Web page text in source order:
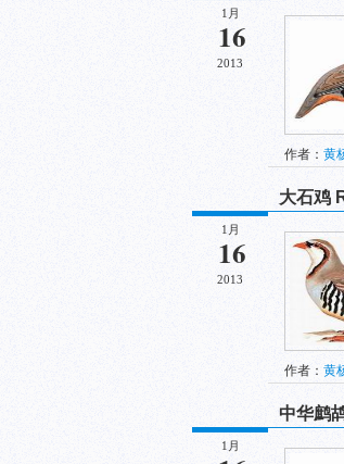
1月
16
2013
作者： 黄
1月
16
2013
大石鸡
作者： 黄
1月
中华鹧